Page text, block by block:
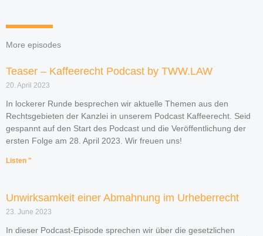
More episodes
Teaser – Kaffeerecht Podcast by TWW.LAW
20. April 2023
In lockerer Runde besprechen wir aktuelle Themen aus den
Rechtsgebieten der Kanzlei in unserem Podcast Kaffeerecht. Seid
gespannt auf den Start des Podcast und die Veröffentlichung der
ersten Folge am 28. April 2023. Wir freuen uns!
Listen "
Unwirksamkeit einer Abmahnung im Urheberrecht
23. June 2023
In dieser Podcast-Episode sprechen wir über die gesetzlichen